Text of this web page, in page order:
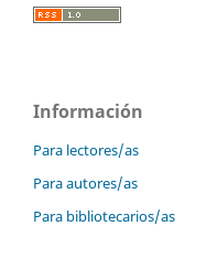
Información
Para lectores/as
Para autores/as
Para bibliotecarios/as